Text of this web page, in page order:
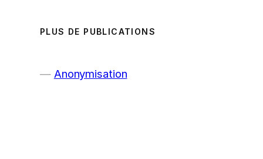
PLUS DE PUBLICATIONS
Anonymisation